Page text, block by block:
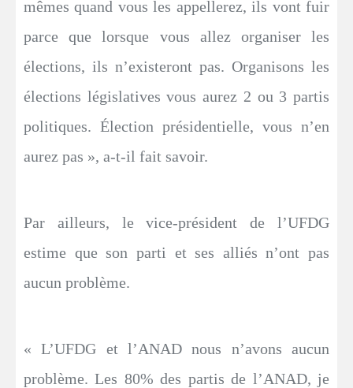
mêmes quand vous les appellerez, ils vont fuir
parce que lorsque vous allez organiser les
élections, ils n’existeront pas. Organisons les
élections législatives vous aurez 2 ou 3 partis
politiques. Élection présidentielle, vous n’en
aurez pas », a-t-il fait savoir.
Par ailleurs, le vice-président de l’UFDG
estime que son parti et ses alliés n’ont pas
aucun problème.
« L’UFDG et l’ANAD nous n’avons aucun
problème. Les 80% des partis de l’ANAD, je